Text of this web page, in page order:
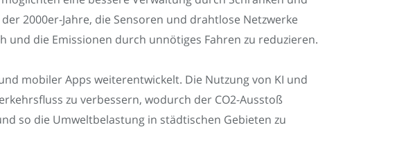
2000er-Jahre, die Sensoren und drahtlose Netzwerke
und die Emissionen durch unnötiges Fahren zu reduzieren.
mobiler Apps weiterentwickelt. Die Nutzung von KI und
zu verbessern, wodurch der CO2-Ausstoß
so die Umweltbelastung in städtischen Gebieten zu